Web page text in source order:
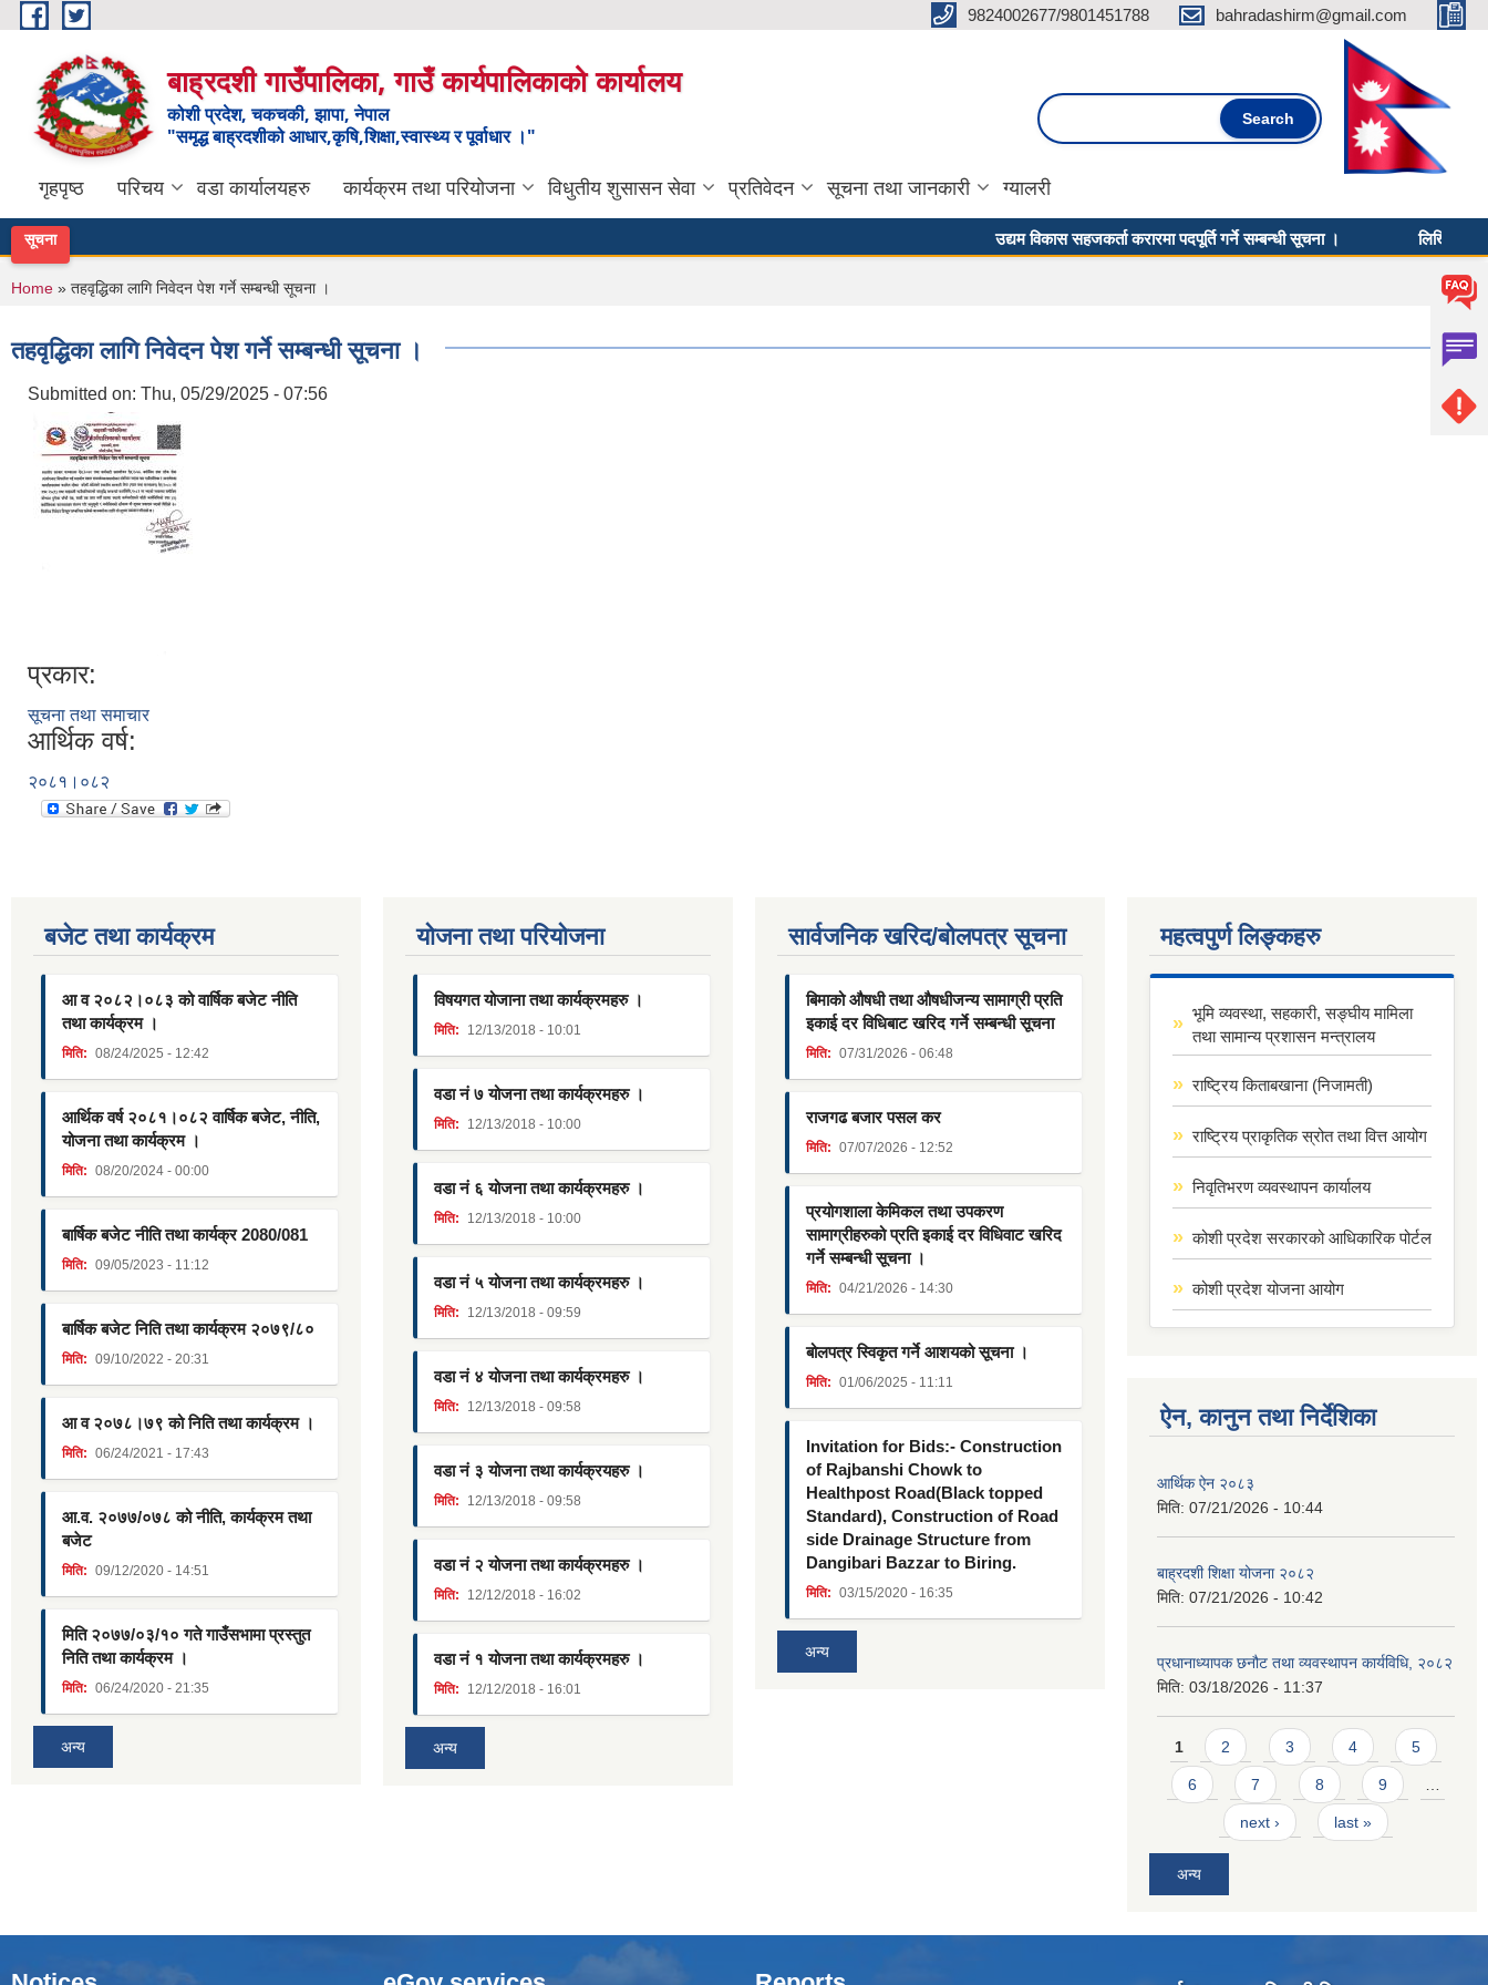
Skip to main content 9824002677/9801451788 bahradashirm@gmail.com
बाह्रदशी गाउँपालिका, गाउँ कार्यपालिकाको कार्यालय
कोशी प्रदेश, चकचकी, झापा, नेपाल
"समृद्ध बाह्रदशीको आधार,कृषि,शिक्षा,स्वास्थ्य र पूर्वाधार ।"
Search form
गृहपृष्ठ परिचय वडा कार्यालयहरु कार्यक्रम तथा परियोजना विधुतीय शुसासन सेवा प्रतिवेदन सूचना तथा जानकारी ग्यालरी
सूचना उद्यम विकास सहजकर्ता करारमा पदपूर्ति गर्ने सम्बन्धी सूचना । लिखित
You are here
Home » तहवृद्धिका लागि निवेदन पेश गर्ने सम्बन्धी सूचना ।
तहवृद्धिका लागि निवेदन पेश गर्ने सम्बन्धी सूचना ।
Submitted on: Thu, 05/29/2025 - 07:56
प्रकार:
सूचना तथा समाचार
आर्थिक वर्ष:
२०८१।०८२
बजेट तथा कार्यक्रम
आ व २०८२।०८३ को वार्षिक बजेट नीति
तथा कार्यक्रम ।
मिति: 08/24/2025 - 12:42
आर्थिक वर्ष २०८१।०८२ वार्षिक बजेट, नीति,
योजना तथा कार्यक्रम ।
मिति: 08/20/2024 - 00:00
बार्षिक बजेट नीति तथा कार्यक्र 2080/081
मिति: 09/05/2023 - 11:12
बार्षिक बजेट निति तथा कार्यक्रम २०७९/८०
मिति: 09/10/2022 - 20:31
आ व २०७८।७९ को निति तथा कार्यक्रम ।
मिति: 06/24/2021 - 17:43
आ.व. २०७७/०७८ को नीति, कार्यक्रम तथा
बजेट
मिति: 09/12/2020 - 14:51
मिति २०७७/०३/१० गते गाउँसभामा प्रस्तुत
निति तथा कार्यक्रम ।
मिति: 06/24/2020 - 21:35
अन्य
याेजना तथा परियाेजना
विषयगत योजाना तथा कार्यक्रमहरु ।
मिति: 12/13/2018 - 10:01
वडा नं ७ योजना तथा कार्यक्रमहरु ।
मिति: 12/13/2018 - 10:00
वडा नं ६ योजना तथा कार्यक्रमहरु ।
मिति: 12/13/2018 - 10:00
वडा नं ५ योजना तथा कार्यक्रमहरु ।
मिति: 12/13/2018 - 09:59
वडा नं ४ योजना तथा कार्यक्रमहरु ।
मिति: 12/13/2018 - 09:58
वडा नं ३ योजना तथा कार्यक्रयहरु ।
मिति: 12/13/2018 - 09:58
वडा नं २ योजना तथा कार्यक्रमहरु ।
मिति: 12/12/2018 - 16:02
वडा नं १ योजना तथा कार्यक्रमहरु ।
मिति: 12/12/2018 - 16:01
अन्य
सार्वजनिक खरिद/बोलपत्र सूचना
बिमाको औषधी तथा औषधीजन्य सामाग्री प्रति
इकाई दर विधिबाट खरिद गर्ने सम्बन्धी सूचना
मिति: 07/31/2026 - 06:48
राजगढ बजार पसल कर
मिति: 07/07/2026 - 12:52
प्रयोगशाला केमिकल तथा उपकरण
सामाग्रीहरुको प्रति इकाई दर विधिवाट खरिद
गर्ने सम्बन्धी सूचना ।
मिति: 04/21/2026 - 14:30
बोलपत्र स्विकृत गर्ने आशयको सूचना ।
मिति: 01/06/2025 - 11:11
Invitation for Bids:- Construction
of Rajbanshi Chowk to
Healthpost Road(Black topped
Standard), Construction of Road
side Drainage Structure from
Dangibari Bazzar to Biring.
मिति: 03/15/2020 - 16:35
अन्य
महत्वपुर्ण लिङ्कहरु
भूमि व्यवस्था, सहकारी, सङ्घीय मामिला
तथा सामान्य प्रशासन मन्त्रालय
राष्ट्रिय किताबखाना (निजामती)
राष्ट्रिय प्राकृतिक स्रोत तथा वित्त आयोग
निवृतिभरण व्यवस्थापन कार्यालय
कोशी प्रदेश सरकारको आधिकारिक पोर्टल
कोशी प्रदेश योजना आयोग
ऐन, कानुन तथा निर्देशिका
आर्थिक ऐन २०८३
मिति: 07/21/2026 - 10:44
बाह्रदशी शिक्षा योजना २०८२
मिति: 07/21/2026 - 10:42
प्रधानाध्यापक छनौट तथा व्यवस्थापन कार्यविधि, २०८२
मिति: 03/18/2026 - 11:37
Pages
1 2 3 4 5
6 7 8 9 …
next › last »
अन्य